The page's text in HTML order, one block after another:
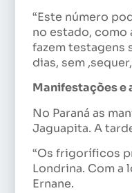
“Este número
no estado, como
fazem testagens
dias, sem
Manifestações e
No Paraná as
Jaguapita. A
“Os frigoríficos
Londrina. Com a
Ernane.